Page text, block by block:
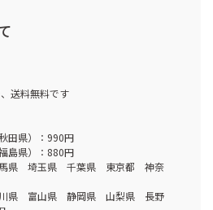
送料無料です
県）：990円
県）：880円
県 埼玉県 千葉県 東京都 神奈
県 富山県 静岡県 山梨県 長野